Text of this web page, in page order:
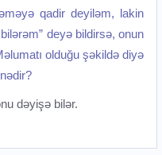
qadir deyiləm, lakin
deyə bildirsə, onun
olduğu şəkildə diyə
dəyişə bilər.